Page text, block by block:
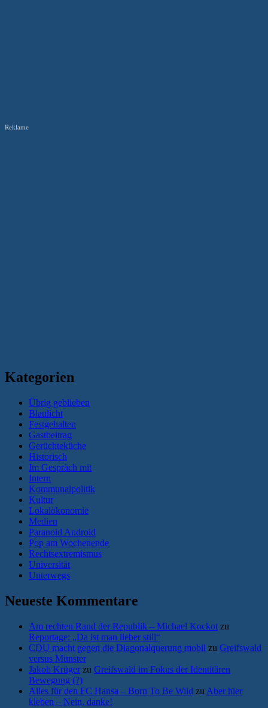
Reklame
Kategorien
Übrig geblieben
Blaulicht
Festgehalten
Gastbeitrag
Gerüchteküche
Historisch
Im Gespräch mit
Intern
Kommunalpolitik
Kultur
Lokalökonomie
Medien
Paranoid Android
Pop am Wochenende
Rechtsextremismus
Universität
Unterwegs
Neueste Kommentare
Am rechten Rand der Republik – Michael Kockot zu
Reportage: „Da ist man lieber still“
CDU macht gegen die Diagonalquerung mobil zu Greifswald
versus Münster
Jakob Krüger zu Greifswald im Fokus der Identitären
Bewegung (?)
Alles für den FC Hansa – Born To Be Wild zu Aber hier
kleben – Nein, danke!